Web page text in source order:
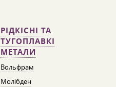
РІДКІСНІ ТА
ТУГОПЛАВКІ
МЕТАЛИ
Вольфрам
Молібден